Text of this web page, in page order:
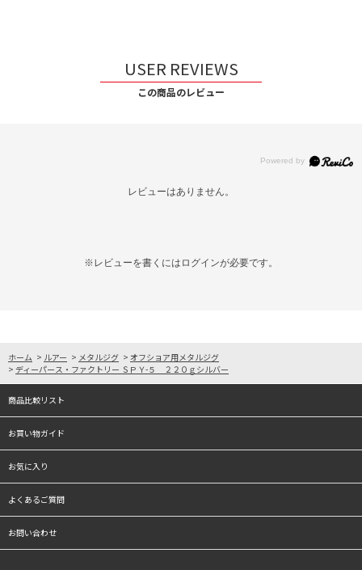
USER REVIEWS
この商品のレビュー
レビューはありません。
※レビューを書くには ログインが必要です。
ホーム > ルアー > メタルジグ > オフショア用メタルジグ
> ディーパース・ファクトリー ＳＰＹ-５ ２２０ｇシルバー
商品比較リスト
お買い物ガイド
お気に入り
よくあるご質問
お問い合わせ